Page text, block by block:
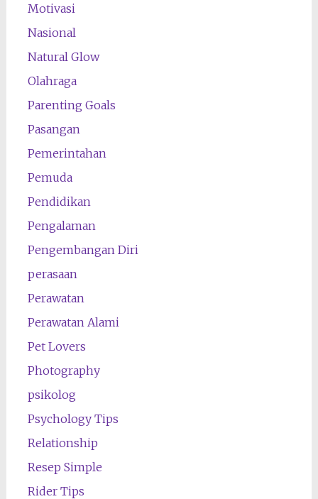
Motivasi
Nasional
Natural Glow
Olahraga
Parenting Goals
Pasangan
Pemerintahan
Pemuda
Pendidikan
Pengalaman
Pengembangan Diri
perasaan
Perawatan
Perawatan Alami
Pet Lovers
Photography
psikolog
Psychology Tips
Relationship
Resep Simple
Rider Tips